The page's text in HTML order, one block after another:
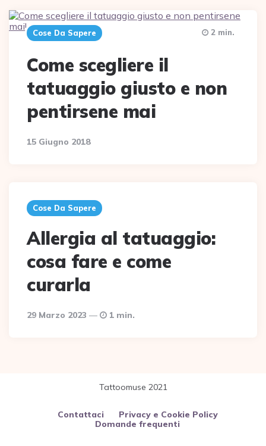
Cose Da Sapere
Come scegliere il
tatuaggio giusto e non
pentirsene mai
15 Giugno 2018
2 min.
Cose Da Sapere
Allergia al tatuaggio:
cosa fare e come
curarla
29 Marzo 2023 1 min.
Tattoomuse 2021
Contattaci
Privacy e Cookie Policy
Domande frequenti